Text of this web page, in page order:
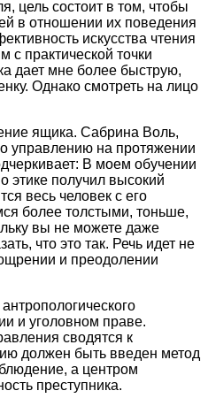
цель состоит в том, чтобы
в отношении их поведения
искусства чтения
с практической точки
дает мне более быструю,
Однако смотреть на лицо
ящика. Сабрина Воль,
управлению на протяжении
В моем обучении
этике получил высокий
весь человек с его
более толстыми, тоньше,
вы не можете даже
что это так. Речь идет не
и преодолении
и уголовном праве.
сводятся к
должен быть введен метод
а центром
преступника.